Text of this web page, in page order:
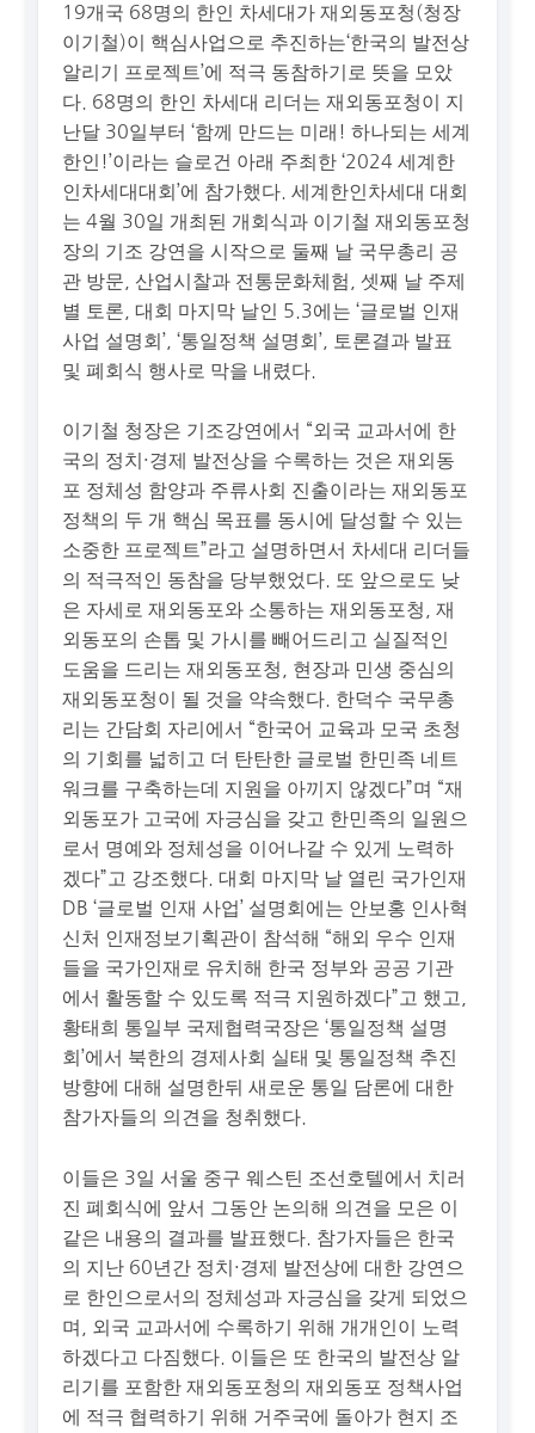
19개국 68명의 한인 차세대가 재외동포청(청장
이기철)이 핵심사업으로 추진하는‘한국의 발전상
알리기 프로젝트’에 적극 동참하기로 뜻을 모았
다. 68명의 한인 차세대 리더는 재외동포청이 지
난달 30일부터 ‘함께 만드는 미래! 하나되는 세계
한인!’이라는 슬로건 아래 주최한 ‘2024 세계한
인차세대대회’에 참가했다. 세계한인차세대 대회
는 4월 30일 개최된 개회식과 이기철 재외동포청
장의 기조 강연을 시작으로 둘째 날 국무총리 공
관 방문, 산업시찰과 전통문화체험, 셋째 날 주제
별 토론, 대회 마지막 날인 5.3에는 ‘글로벌 인재
사업 설명회’, ‘통일정책 설명회’, 토론결과 발표
및 폐회식 행사로 막을 내렸다.
이기철 청장은 기조강연에서 “외국 교과서에 한
국의 정치·경제 발전상을 수록하는 것은 재외동
포 정체성 함양과 주류사회 진출이라는 재외동포
정책의 두 개 핵심 목표를 동시에 달성할 수 있는
소중한 프로젝트”라고 설명하면서 차세대 리더들
의 적극적인 동참을 당부했었다. 또 앞으로도 낮
은 자세로 재외동포와 소통하는 재외동포청, 재
외동포의 손톱 및 가시를 빼어드리고 실질적인
도움을 드리는 재외동포청, 현장과 민생 중심의
재외동포청이 될 것을 약속했다. 한덕수 국무총
리는 간담회 자리에서 “한국어 교육과 모국 초청
의 기회를 넓히고 더 탄탄한 글로벌 한민족 네트
워크를 구축하는데 지원을 아끼지 않겠다”며 “재
외동포가 고국에 자긍심을 갖고 한민족의 일원으
로서 명예와 정체성을 이어나갈 수 있게 노력하
겠다”고 강조했다. 대회 마지막 날 열린 국가인재
DB ‘글로벌 인재 사업’ 설명회에는 안보홍 인사혁
신처 인재정보기획관이 참석해 “해외 우수 인재
들을 국가인재로 유치해 한국 정부와 공공 기관
에서 활동할 수 있도록 적극 지원하겠다”고 했고,
황태희 통일부 국제협력국장은 ‘통일정책 설명
회’에서 북한의 경제사회 실태 및 통일정책 추진
방향에 대해 설명한뒤 새로운 통일 담론에 대한
참가자들의 의견을 청취했다.
이들은 3일 서울 중구 웨스틴 조선호텔에서 치러
진 폐회식에 앞서 그동안 논의해 의견을 모은 이
같은 내용의 결과를 발표했다. 참가자들은 한국
의 지난 60년간 정치·경제 발전상에 대한 강연으
로 한인으로서의 정체성과 자긍심을 갖게 되었으
며, 외국 교과서에 수록하기 위해 개개인이 노력
하겠다고 다짐했다. 이들은 또 한국의 발전상 알
리기를 포함한 재외동포청의 재외동포 정책사업
에 적극 협력하기 위해 거주국에 돌아가 현지 조